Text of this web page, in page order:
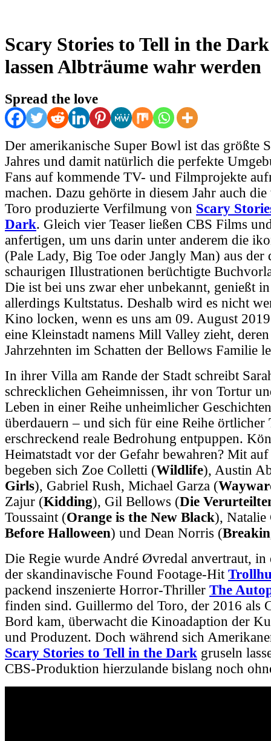
Scary Stories to Tell in the
lassen Albträume wahr werden
Spread the love
Der amerikanische Super Bowl ist das größte
Jahres und damit natürlich die perfekte
Fans auf kommende TV- und Filmprojekte
machen. Dazu gehörte in diesem Jahr auch
Toro produzierte Verfilmung von Scary
Dark. Gleich vier Teaser ließen CBS Films
anfertigen, um uns darin unter anderem die
(Pale Lady, Big Toe oder Jangly Man) aus
schaurigen Illustrationen berüchtigte
Die ist bei uns zwar eher unbekannt, genießt
allerdings Kultstatus. Deshalb wird es nicht
Kino locken, wenn es uns am 09. August
eine Kleinstadt namens Mill Valley zieht,
Jahrzehnten im Schatten der Bellows Familie
In ihrer Villa am Rande der Stadt schreibt
schrecklichen Geheimnissen, ihr von Tortur
Leben in einer Reihe unheimlicher
überdauern – und sich für eine Reihe örtlicher
erschreckend reale Bedrohung entpuppen.
Heimatstadt vor der Gefahr bewahren? Mit
begeben sich Zoe Colletti (Wildlife), Austin
Girls), Gabriel Rush, Michael Garza (
Zajur (Kidding), Gil Bellows (Die
Toussaint (Orange is the New Black), Natalie
Before Halloween) und Dean Norris (
Die Regie wurde André Øvredal anvertraut, in
der skandinavische Found Footage-Hit
packend inszenierte Horror-Thriller The
finden sind. Guillermo del Toro, der 2016 als
Bord kam, überwacht die Kinoadaption der
und Produzent. Doch während sich
Scary Stories to Tell in the Dark gruseln
CBS-Produktion hierzulande bislang noch